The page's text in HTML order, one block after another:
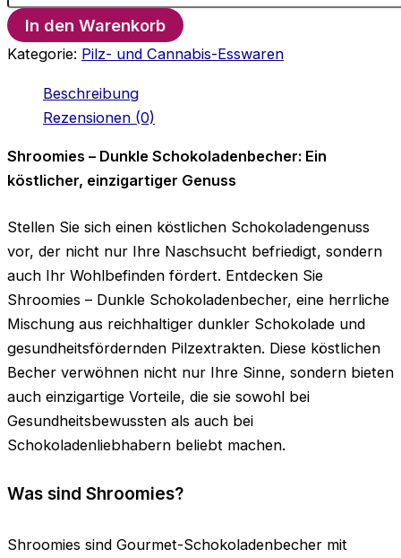
Schokoladenbecher
MengeIn den Warenkorb
Kategorie: Pilz- und Cannabis-Esswaren
Beschreibung
Rezensionen (0)
Shroomies – Dunkle Schokoladenbecher: Ein
köstlicher, einzigartiger Genuss
Stellen Sie sich einen köstlichen Schokoladengenuss
vor, der nicht nur Ihre Naschsucht befriedigt, sondern
auch Ihr Wohlbefinden fördert. Entdecken Sie
Shroomies – Dunkle Schokoladenbecher, eine herrliche
Mischung aus reichhaltiger dunkler Schokolade und
gesundheitsfördernden Pilzextrakten. Diese köstlichen
Becher verwöhnen nicht nur Ihre Sinne, sondern bieten
auch einzigartige Vorteile, die sie sowohl bei
Gesundheitsbewussten als auch bei
Schokoladenliebhabern beliebt machen.
Was sind Shroomies?
Shroomies sind Gourmet-Schokoladenbecher mit